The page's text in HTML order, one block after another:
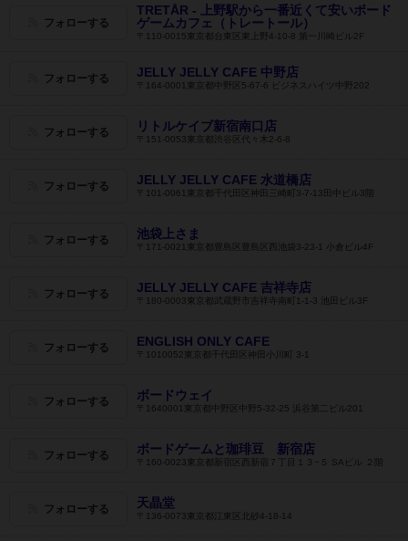
フォローする
TRETÅR - 上野駅から一番近くて安いボード
ゲームカフェ（トレートール）
〒110-0015東京都台東区東上野4-10-8 第一川崎ビル2F
フォローする JELLY JELLY CAFE 中野店
〒164-0001東京都中野区5-67-6 ビジネスハイツ中野202
フォローする リトルケイブ新宿南口店
〒151-0053東京都渋谷区代々木2-6-8
フォローする JELLY JELLY CAFE 水道橋店
〒101-0061東京都千代田区神田三崎町3-7-13田中ビル3階
フォローする 池袋上さま
〒171-0021東京都豊島区豊島区西池袋3-23-1 小倉ビル4F
フォローする JELLY JELLY CAFE 吉祥寺店
〒180-0003東京都武蔵野市吉祥寺南町1-1-3 池田ビル3F
フォローする ENGLISH ONLY CAFE
〒1010052東京都千代田区神田小川町 3-1
フォローする ボードウェイ
〒1640001東京都中野区中野5-32-25 浜谷第二ビル201
フォローする ボードゲームと珈琲豆 新宿店
〒160-0023東京都新宿区西新宿７丁目１３−５ SAビル ２階
フォローする 天晶堂
〒136-0073東京都江東区北砂4-18-14